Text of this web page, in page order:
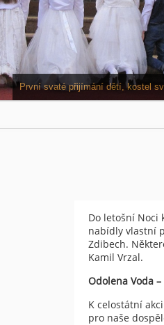
Víkend dětí z náboženství na faře v
Do letošní Noci
nabídly vlastní
Zdibech.
Kamil Vrzal.
Odolena Voda
K celostátní
pro naše